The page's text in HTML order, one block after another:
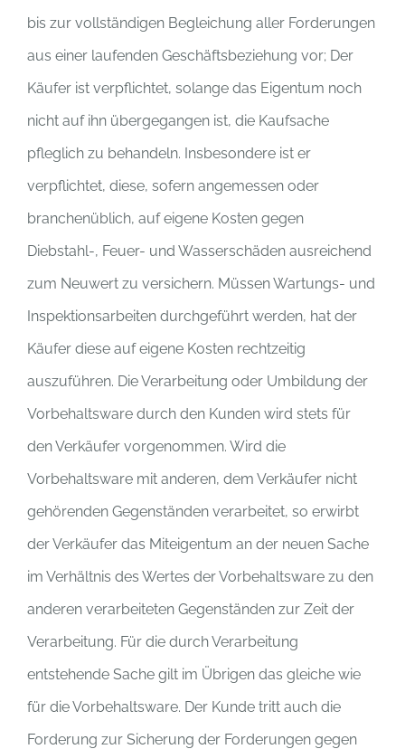
bis zur vollständigen Begleichung aller Forderungen
aus einer laufenden Geschäftsbeziehung vor; Der
Käufer ist verpflichtet, solange das Eigentum noch
nicht auf ihn übergegangen ist, die Kaufsache
pfleglich zu behandeln. Insbesondere ist er
verpflichtet, diese, sofern angemessen oder
branchenüblich, auf eigene Kosten gegen
Diebstahl-, Feuer- und Wasserschäden ausreichend
zum Neuwert zu versichern. Müssen Wartungs- und
Inspektionsarbeiten durchgeführt werden, hat der
Käufer diese auf eigene Kosten rechtzeitig
auszuführen. Die Verarbeitung oder Umbildung der
Vorbehaltsware durch den Kunden wird stets für
den Verkäufer vorgenommen. Wird die
Vorbehaltsware mit anderen, dem Verkäufer nicht
gehörenden Gegenständen verarbeitet, so erwirbt
der Verkäufer das Miteigentum an der neuen Sache
im Verhältnis des Wertes der Vorbehaltsware zu den
anderen verarbeiteten Gegenständen zur Zeit der
Verarbeitung. Für die durch Verarbeitung
entstehende Sache gilt im Übrigen das gleiche wie
für die Vorbehaltsware. Der Kunde tritt auch die
Forderung zur Sicherung der Forderungen gegen